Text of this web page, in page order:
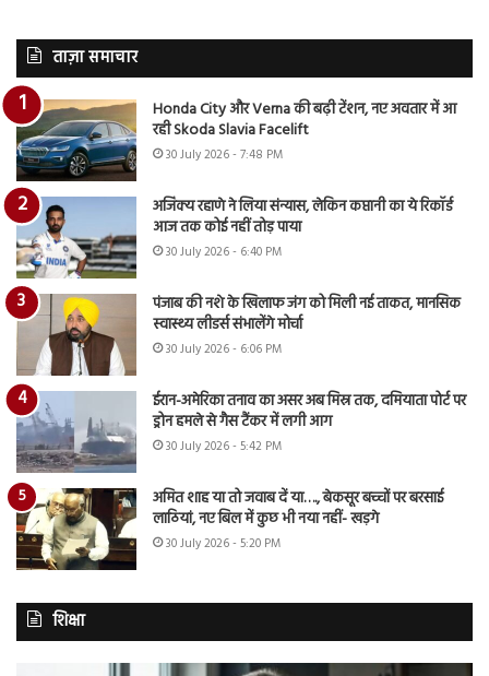
ताज़ा समाचार
Honda City और Verna की बढ़ी टेंशन, नए अवतार में आ
रही Skoda Slavia Facelift
30 July 2026 - 7:48 PM
अजिंक्य रहाणे ने लिया संन्यास, लेकिन कप्तानी का ये रिकॉर्ड
आज तक कोई नहीं तोड़ पाया
30 July 2026 - 6:40 PM
पंजाब की नशे के खिलाफ जंग को मिली नई ताकत, मानसिक
स्वास्थ्य लीडर्स संभालेंगे मोर्चा
30 July 2026 - 6:06 PM
ईरान-अमेरिका तनाव का असर अब मिस्र तक, दमियाता पोर्ट पर
ड्रोन हमले से गैस टैंकर में लगी आग
30 July 2026 - 5:42 PM
अमित शाह या तो जवाब दें या…., बेकसूर बच्चों पर बरसाई
लाठियां, नए बिल में कुछ भी नया नहीं- खड़गे
30 July 2026 - 5:20 PM
शिक्षा